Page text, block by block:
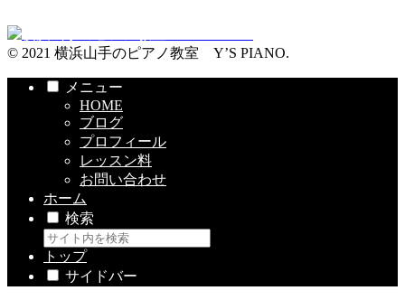
© 2021 横浜山手のピアノ教室 Y’S PIANO.
メニュー
HOME
ブログ
プロフィール
レッスン料
お問い合わせ
ホーム
検索
トップ
サイドバー